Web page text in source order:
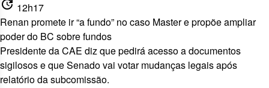
update 12h17
Renan promete ir “a fundo” no caso Master e propõe ampliar
poder do BC sobre fundos
Presidente da CAE diz que pedirá acessoa documentos
sigilosos e que Senado vai votar mudanças legais após
relatório da subcomissão.